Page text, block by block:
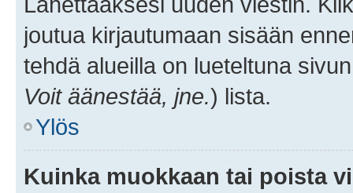
joutua kirjautumaan sisään
tehdä alueilla on lueteltuna
Voit äänestää, jne.) lista.
Ylös
Kuinka muokkaan tai poista